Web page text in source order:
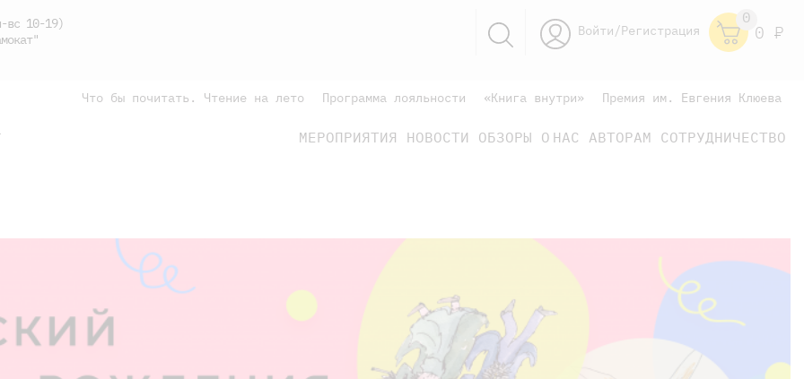
вс 10-19)
Войти/Регистрация
0
0 Р
Что бы почитать. Чтение на лето Программа лояльности «Книга внутри» Премия им. Евгения Клюева
МЕРОПРИЯТИЯ НОВОСТИ ОБЗОРЫ О НАС АВТОРАМ СОТРУДНИЧЕСТВО